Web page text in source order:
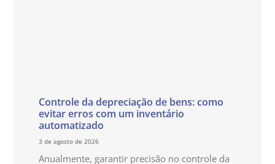
Controle da depreciação de bens: como
evitar erros com um inventário
automatizado
3 de agosto de 2026
Anualmente, garantir precisão no controle da